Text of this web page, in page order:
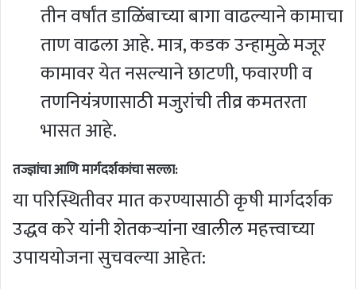
तीन वर्षांत डाळिंबाच्या बागा वाढल्याने कामाचा
ताण वाढला आहे. मात्र, कडक उन्हामुळे मजूर
कामावर येत नसल्याने छाटणी, फवारणी व
तणनियंत्रणासाठी मजुरांची तीव्र कमतरता
भासत आहे.
तज्ज्ञांचा आणि मार्गदर्शकांचा सल्ला:
या परिस्थितीवर मात करण्यासाठी कृषी मार्गदर्शक
उद्धव करे यांनी शेतकऱ्यांना खालील महत्त्वाच्या
उपाययोजना सुचवल्या आहेत: